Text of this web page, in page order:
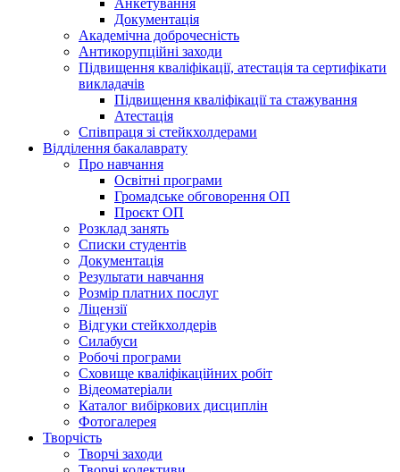
Анкетування
Документація
Академічна доброчесність
Антикорупційні заходи
Підвищення кваліфікації, атестація та сертифікати
викладачів
Підвищення кваліфікації та стажування
Атестація
Співпраця зі стейкхолдерами
Відділення бакалаврату
Про навчання
Освітні програми
Громадське обговорення ОП
Проєкт ОП
Розклад занять
Списки студентів
Документація
Результати навчання
Розмір платних послуг
Ліцензії
Відгуки стейкхолдерів
Силабуси
Робочі програми
Сховище кваліфікаційних робіт
Відеоматеріали
Каталог вибіркових дисциплін
Фотогалерея
Творчість
Творчі заходи